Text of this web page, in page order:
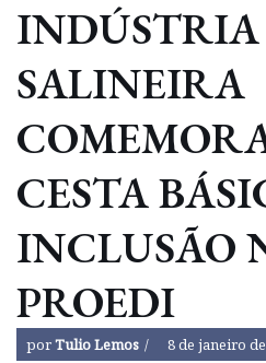
INDÚSTRIA
SALINEIRA
CESTA
INCLUSÃO
PROEDI
porTulio Lemos 8 de janeiro